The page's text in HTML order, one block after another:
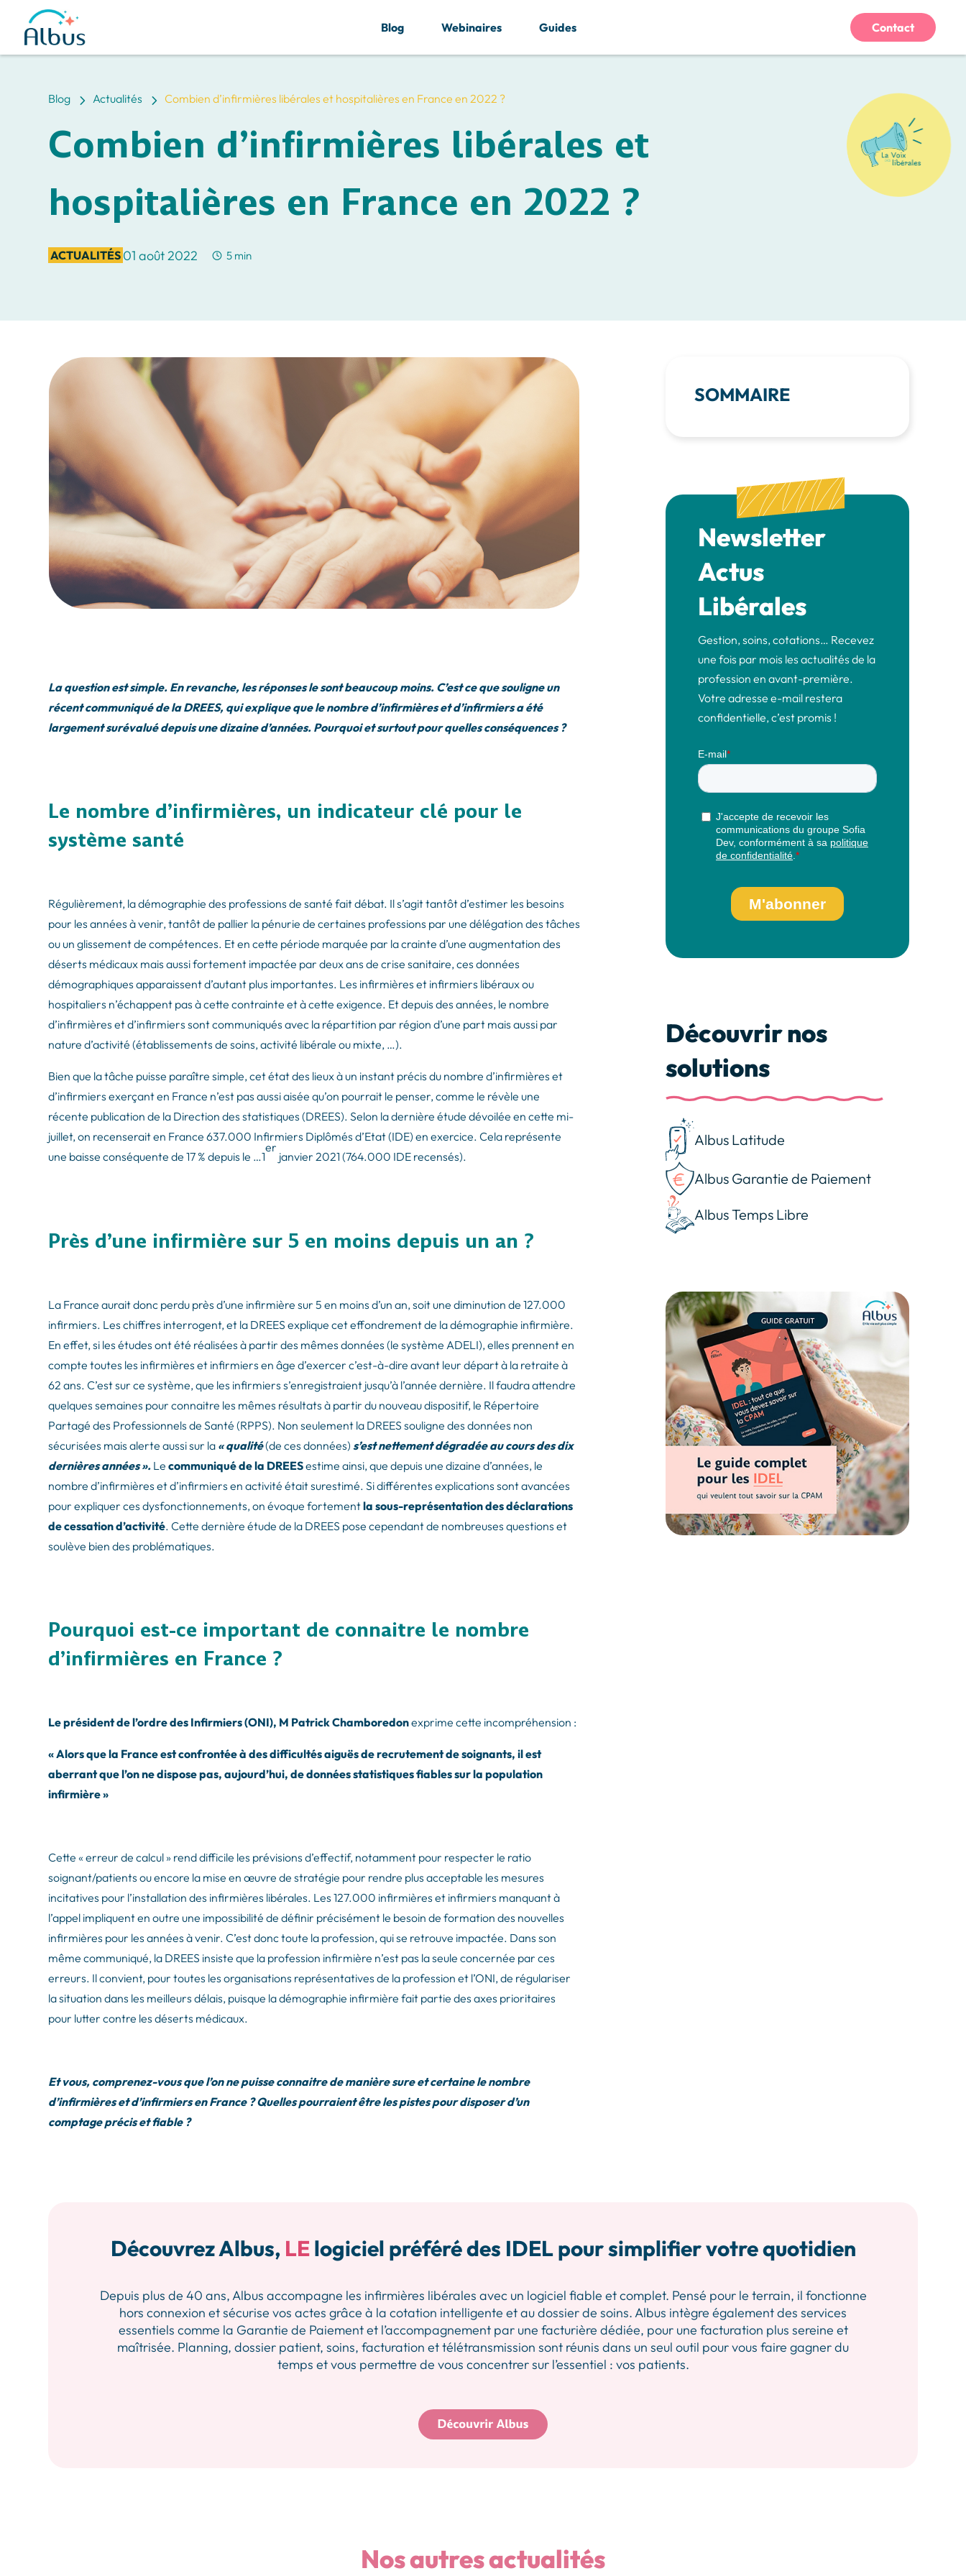
Blog 5 Actualités 5 Combien d’infirmières libérales et hospitalières en France en 2022 ?
Combien d’infirmières libérales et
hospitalières en France en 2022 ?
ACTUALITÉS 01 août 2022 5 min
La question est simple. En revanche, les réponses le sont beaucoup moins. C’est ce que souligne un
récent communiqué de la DREES, qui explique que le nombre d’infirmières et d’infirmiers a été
largement surévalué depuis une dizaine d’années. Pourquoi et surtout pour quelles conséquences ?
Le nombre d’infirmières, un indicateur clé pour le
système santé
Régulièrement, la démographie des professions de santé fait débat. Il s’agit tantôt d’estimer les besoins
pour les années à venir, tantôt de pallier la pénurie de certaines professions par une délégation des tâches
ou un glissement de compétences. Et en cette période marquée par la crainte d’une augmentation des
déserts médicaux mais aussi fortement impactée par deux ans de crise sanitaire, ces données
démographiques apparaissent d’autant plus importantes. Les infirmières et infirmiers libéraux ou
hospitaliers n’échappent pas à cette contrainte et à cette exigence. Et depuis des années, le nombre
d’infirmières et d’infirmiers sont communiqués avec la répartition par région d’une part mais aussi par
nature d’activité (établissements de soins, activité libérale ou mixte, …).
Bien que la tâche puisse paraître simple, cet état des lieux à un instant précis du nombre d’infirmières et
d’infirmiers exerçant en France n’est pas aussi aisée qu’on pourrait le penser, comme le révèle une
récente publication de la Direction des statistiques (DREES). Selon la dernière étude dévoilée en cette mi-
juillet, on recenserait en France 637.000 Infirmiers Diplômés d’Etat (IDE) en exercice. Cela représente
une baisse conséquente de 17 % depuis le …1
er
janvier 2021 (764.000 IDE recensés).
Près d’une infirmière sur 5 en moins depuis un an ?
La France aurait donc perdu près d’une infirmière sur 5 en moins d’un an, soit une diminution de 127.000
infirmiers. Les chiffres interrogent, et la DREES explique cet effondrement de la démographie infirmière.
En effet, si les études ont été réalisées à partir des mêmes données (le système ADELI), elles prennent en
compte toutes les infirmières et infirmiers en âge d’exercer c’est-à-dire avant leur départ à la retraite à
62 ans. C’est sur ce système, que les infirmiers s’enregistraient jusqu’à l’année dernière. Il faudra attendre
quelques semaines pour connaitre les mêmes résultats à partir du nouveau dispositif, le Répertoire
Partagé des Professionnels de Santé (RPPS). Non seulement la DREES souligne des données non
sécurisées mais alerte aussi sur la « qualité(de ces données) s’est nettement dégradée au cours des dix
dernières années ». Lecommuniqué de la DREESestime ainsi, que depuis une dizaine d’années, le
nombre d’infirmières et d’infirmiers en activité était surestimé. Si différentes explications sont avancées
pour expliquer ces dysfonctionnements, on évoque fortementla sous-représentation des déclarations
de cessation d’activité. Cette dernière étude de la DREES pose cependant de nombreuses questions et
soulève bien des problématiques.
Pourquoi est-ce important de connaitre le nombre
d’infirmières en France ?
Le président de l’ordre des Infirmiers (ONI), M Patrick Chamboredonexprime cette incompréhension :
« Alors que la France est confrontée à des difficultés aiguës de recrutement de soignants, il est
aberrant que l’on ne dispose pas, aujourd’hui, de données statistiques fiables sur la population
infirmière »
Cette « erreur de calcul » rend difficile les prévisions d’effectif, notamment pour respecter le ratio
soignant/patients ou encore la mise en œuvre de stratégie pour rendre plus acceptable les mesures
incitatives pour l’installation des infirmières libérales. Les 127.000 infirmières et infirmiers manquant à
l’appel impliquent en outre une impossibilité de définir précisément le besoin de formation des nouvelles
infirmières pour les années à venir. C’est donc toute la profession, qui se retrouve impactée. Dans son
même communiqué, la DREES insiste que la profession infirmière n’est pas la seule concernée par ces
erreurs. Il convient, pour toutes les organisations représentatives de la profession et l’ONI, de régulariser
la situation dans les meilleurs délais, puisque la démographie infirmière fait partie des axes prioritaires
pour lutter contre les déserts médicaux.
Et vous, comprenez-vous que l’on ne puisse connaitre de manière sure et certaine le nombre
d’infirmières et d’infirmiers en France ? Quelles pourraient être les pistes pour disposer d’un
comptage précis et fiable ?
SOMMAIRE
Newsletter
Actus
Libérales
Gestion, soins, cotations… Recevez
une fois par mois les actualités de la
profession en avant-première.
Votre adresse e-mail restera
confidentielle, c’est promis !
Découvrir nos
solutions
Albus Latitude
Albus Garantie de Paiement
Albus Temps Libre
Découvrez Albus, LElogiciel préféré des IDEL pour simplifier votre quotidien
Depuis plus de 40 ans, Albus accompagne les infirmières libérales avec un logiciel fiable et complet. Pensé pour le terrain, il fonctionne
hors connexion et sécurise vos actes grâce à la cotation intelligente et au dossier de soins. Albus intègre également des services
essentiels comme la Garantie de Paiement et l’accompagnement par une facturière dédiée, pour une facturation plus sereine et
maîtrisée. Planning, dossier patient, soins, facturation et télétransmission sont réunis dans un seul outil pour vous faire gagner du
temps et vous permettre de vous concentrer sur l’essentiel : vos patients.
Nos autres actualités
Blog Webinaires Guides Contact